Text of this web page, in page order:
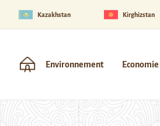
Kazakhstan Kirghizstan
Environnement Economie